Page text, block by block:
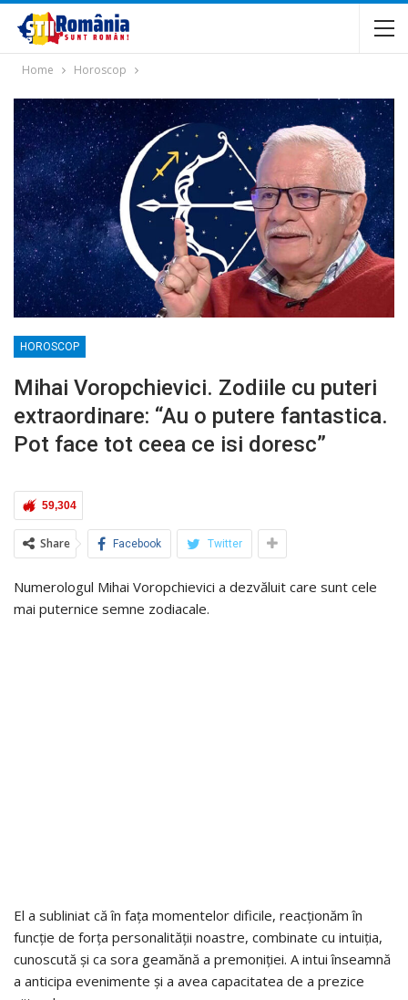
Home Horoscop
HOROSCOP
Mihai Voropchievici. Zodiile cu puteri
extraordinare: “Au o putere fantastica.
Pot face tot ceea ce isi doresc”
59,304
Share Facebook Twitter
Numerologul Mihai Voropchievici a dezvăluit care sunt cele
mai puternice semne zodiacale.
El a subliniat că în fața momentelor dificile, reacționăm în
funcție de forța personalității noastre, combinate cu intuiția,
cunoscută și ca sora geamănă a premoniției. A intui înseamnă
a anticipa evenimente și a avea capacitatea de a prezice